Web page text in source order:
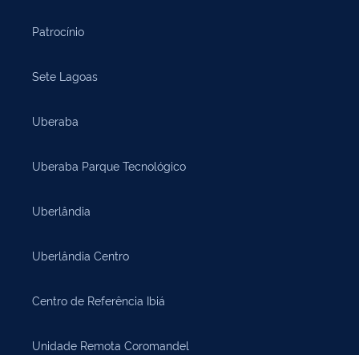
Patrocínio
Sete Lagoas
Uberaba
Uberaba Parque Tecnológico
Uberlândia
Uberlândia Centro
Centro de Referência Ibiá
Unidade Remota Coromandel